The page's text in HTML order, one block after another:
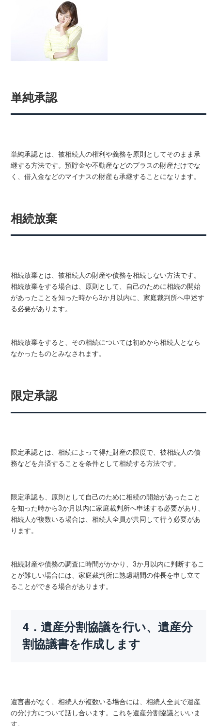
単純承認
単純承認とは、被相続人の権利や義務を原則としてそのまま承
継する方法です。預貯金や不動産などのプラスの財産だけでな
く、借入金などのマイナスの財産も承継することになります。
相続放棄
相続放棄とは、被相続人の財産や債務を相続しない方法です。
相続放棄をする場合は、原則として、自己のために相続の開始
があったことを知った時から3か月以内に、家庭裁判所へ申述す
る必要があります。
相続放棄をすると、その相続については初めから相続人となら
なかったものとみなされます。
限定承認
限定承認とは、相続によって得た財産の限度で、被相続人の債
務などを弁済することを条件として相続する方法です。
限定承認も、原則として自己のために相続の開始があったこと
を知った時から3か月以内に家庭裁判所へ申述する必要があり、
相続人が複数いる場合は、相続人全員が共同して行う必要があ
ります。
相続財産や債務の調査に時間がかかり、3か月以内に判断するこ
とが難しい場合には、家庭裁判所に熟慮期間の伸長を申し立て
ることができる場合があります。
4．遺産分割協議を行い、遺産分
割協議書を作成します
遺言書がなく、相続人が複数いる場合には、相続人全員で遺産
の分け方について話し合います。これを遺産分割協議といいま
す。